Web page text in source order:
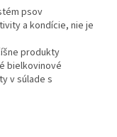
psov
a kondície, nie je
produkty
bielkovinové
v súlade s